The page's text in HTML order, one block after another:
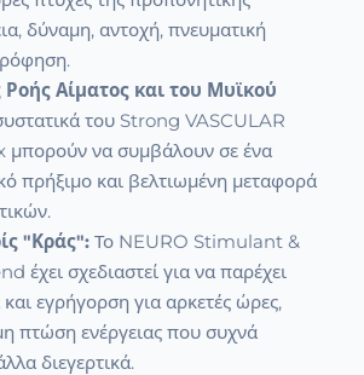
δύναμη, αντοχή, πνευματική
Ροής Αίματος και του Μυϊκού
του Strong VASCULAR
να συμβάλουν σε ένα
πρήξιμο και βελτιωμένη μεταφορά
"Κράς": Το NEURO Stimulant &
σχεδιαστεί για να παρέχει
εγρήγορση για αρκετές ώρες,
πτώση ενέργειας που συχνά
διεγερτικά.